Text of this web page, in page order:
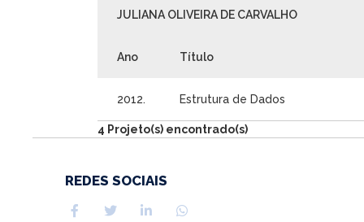
JULIANA OLIVEIRA DE CARVALHO
Ano Título
2012. Estrutura de Dados
4 Projeto(s) encontrado(s)
REDES SOCIAIS